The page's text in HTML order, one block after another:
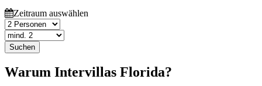
Zeitraum auswählen
Suchen
Warum Intervillas Florida?